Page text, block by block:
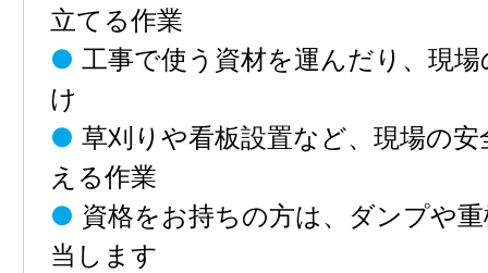
立てる作業
● 工事で使う資材を運んだり、現
け
● 草刈りや看板設置など、現場の安
える作業
● 資格をお持ちの方は、ダンプや
当します